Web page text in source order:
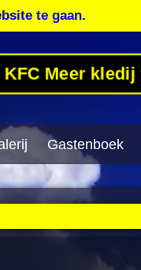
te gaan.
KFC Meer kledij
Gastenboek